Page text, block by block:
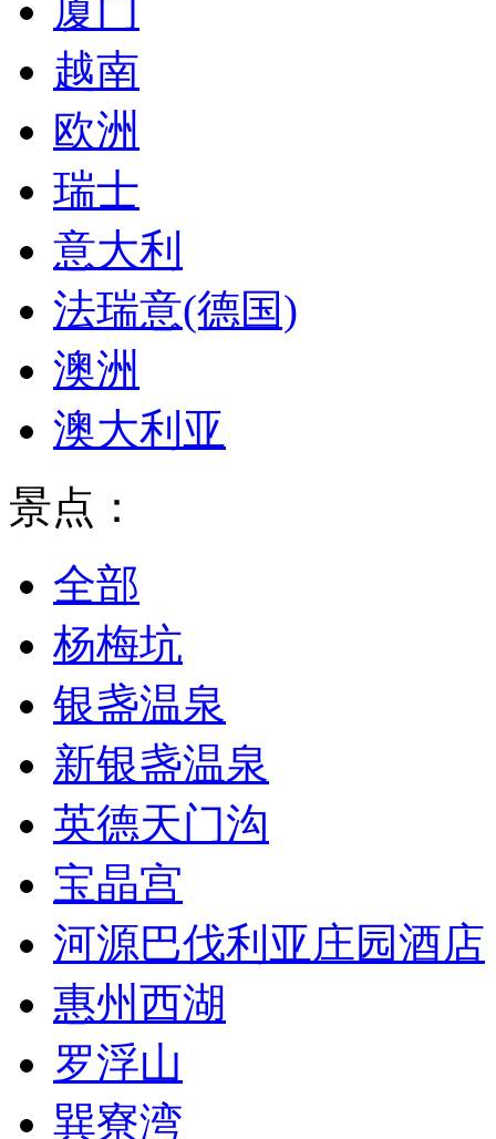
厦门
越南
欧洲
瑞士
意大利
法瑞意(德国)
澳洲
澳大利亚
景点：
全部
杨梅坑
银盏温泉
新银盏温泉
英德天门沟
宝晶宫
河源巴伐利亚庄园酒店
惠州西湖
罗浮山
巽寮湾